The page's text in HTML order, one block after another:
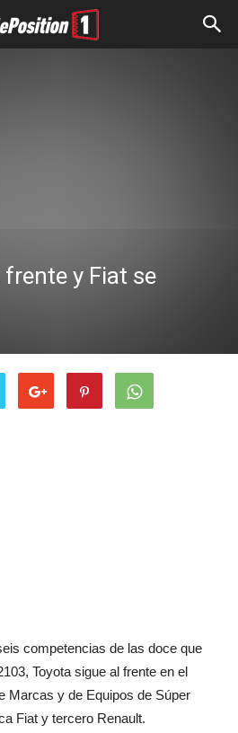
y Fiat se
competencias de las doce que
Toyota sigue al frente en el
Marcas y de Equipos de Súper
Fiat y tercero Renault.